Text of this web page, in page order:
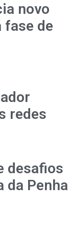
novo
fase de
redes
desafios
da Penha